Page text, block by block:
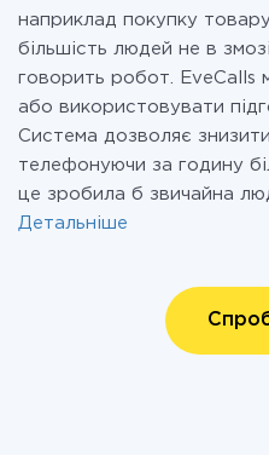
наприклад покупку
більшість людей не в
говорить робот. EveCalls
або використовувати
Система дозволяє знизити
телефонуючи за годину
це зробила б звичайна
Детальніше